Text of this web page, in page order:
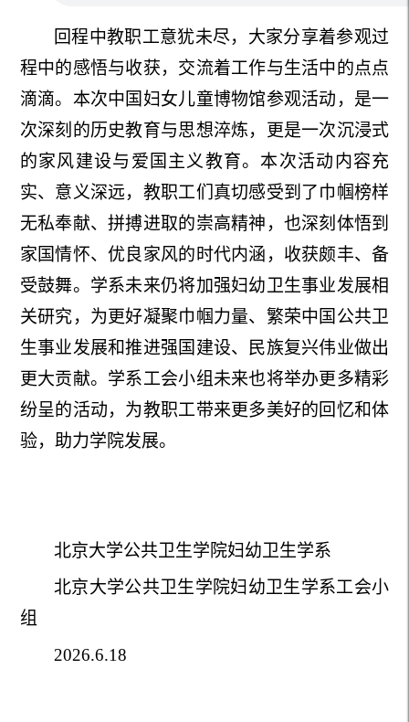
回程中教职工意犹未尽，大家分享着参观过
程中的感悟与收获，交流着工作与生活中的点点
滴滴。 本次中国妇女儿童博物馆参观活动， 是一
次深刻的历史教育与思想淬炼，更是一次沉浸式
的家风建设与爱国主义教育。本次活动内容充
实、意义深远， 教职工们真切感受到了巾帼榜样
无私奉献、拼搏进取的崇高精神， 也深刻体悟到
家国情怀、优良家风的时代内涵，收获颇丰、备
受鼓舞。 学系未来仍将加强妇幼卫生事业发展相
关研究，为更好凝聚巾帼力量、繁荣中国 公共卫
生事业发展和推进强国建设、民族复兴伟业做出
更大贡献。 学系工会小组未来也将举办更多精彩
纷呈的活动，为教职工带来更多美好的回忆和体
验，助力学院发展。
北京大学公共卫生学院妇幼卫生学系
北京大学公共卫生学院妇幼卫生学系工会小
组
2026.6.18